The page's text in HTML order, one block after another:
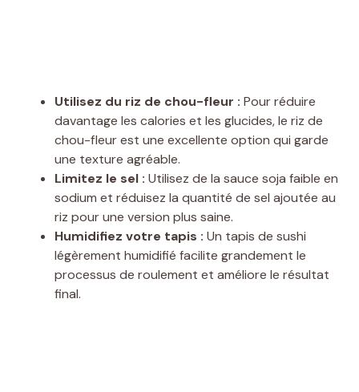
Utilisez du riz de chou-fleur : Pour réduire
davantage les calories et les glucides, le riz de
chou-fleur est une excellente option qui garde
une texture agréable.
Limitez le sel : Utilisez de la sauce soja faible en
sodium et réduisez la quantité de sel ajoutée au
riz pour une version plus saine.
Humidifiez votre tapis : Un tapis de sushi
légèrement humidifié facilite grandement le
processus de roulement et améliore le résultat
final.